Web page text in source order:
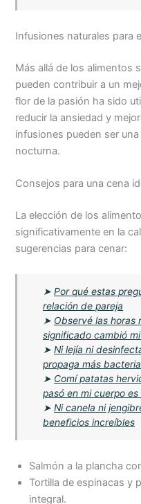
Infusiones naturales para
Más allá de los alimentos
pueden contribuir a un
flor de la pasión ha sido
reducir la ansiedad y
infusiones pueden ser
nocturna.
Consejos para una cena
La elección de los
significativamente en la
sugerencias para cenar:
➤Por qué estas
relación de pareja
➤ Observé las horas
significado cambió
➤Ni lejía ni
propaga más
➤ Comí patatas
pasó en mi cuerpo
➤Ni canela ni
beneficios increíbles
Salmón a la plancha
Tortilla de espinacas y
integral.